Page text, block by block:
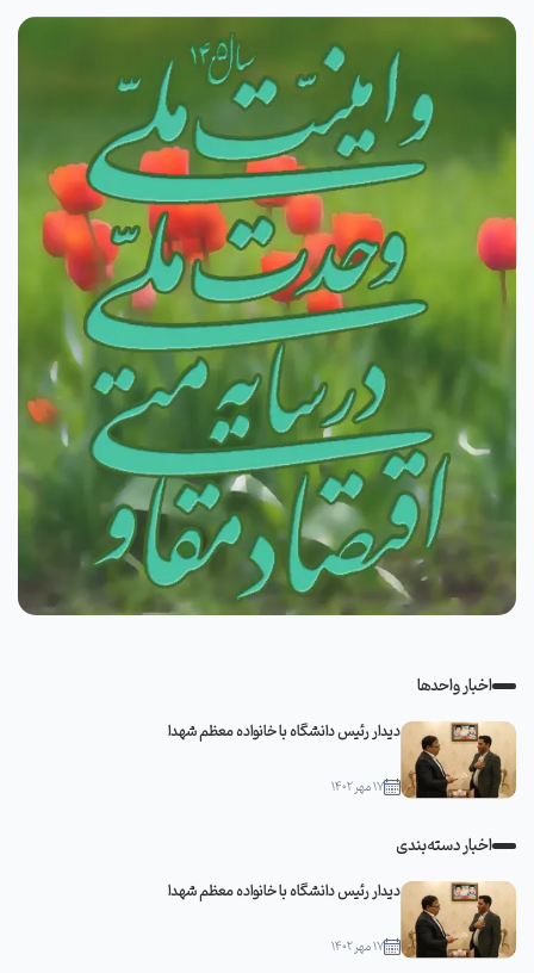
اخبار واحدها
دیدار رئیس دانشگاه با خانواده معظم شهدا
۱۷ مهر ۱۴۰۲
اخبار دسته‌بندی
دیدار رئیس دانشگاه با خانواده معظم شهدا
۱۷ مهر ۱۴۰۲